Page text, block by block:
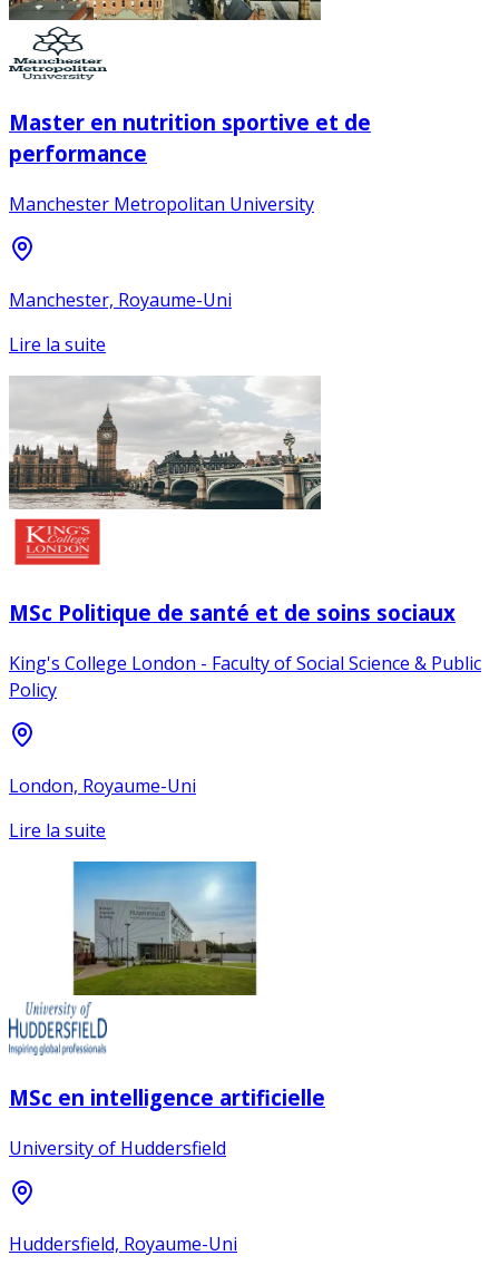
Master en nutrition sportive et de
performance
Manchester Metropolitan University
Manchester, Royaume-Uni
Lire la suite
MSc Politique de santé et de soins sociaux
King's College London - Faculty of Social Science & Public
Policy
London, Royaume-Uni
Lire la suite
MSc en intelligence artificielle
University of Huddersfield
Huddersfield, Royaume-Uni